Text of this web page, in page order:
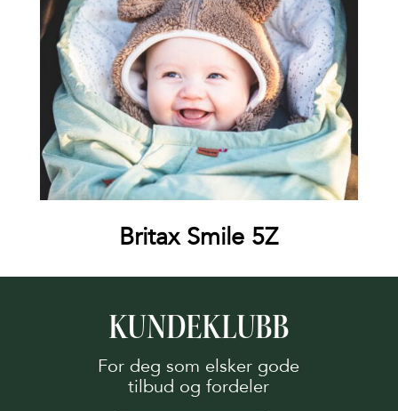
Britax Smile 5Z
KUNDEKLUBB
For deg som elsker gode
tilbud og fordeler